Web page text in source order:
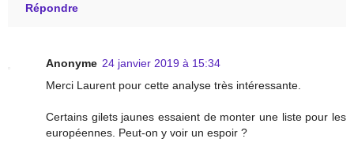
Répondre
Anonyme 24 janvier 2019 à 15:34
Merci Laurent pour cette analyse très intéressante.
Certains gilets jaunes essaient de monter une liste pour les
européennes. Peut-on y voir un espoir ?